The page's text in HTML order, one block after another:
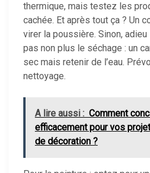
thermique, mais testez les
cachée. Et après tout ça ? Un
virer la poussière. Sinon, adieu
pas non plus le séchage : un
sec mais retenir de l’eau.
nettoyage.
A lire aussi : Comment
efficacement pour vos
de décoration ?